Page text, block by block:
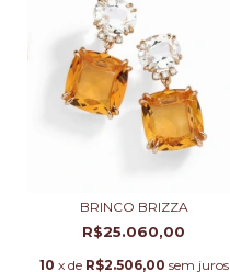
BRINCO BRIZZA
R$25.060,00
10 x de R$2.506,00 sem juros